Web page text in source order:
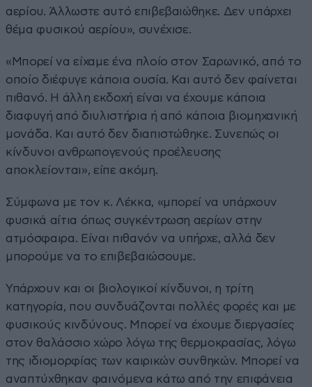
αερίου. Άλλωστε αυτό επιβεβαιώθηκε. Δεν υπάρχει
θέμα φυσικού αερίου», συνέχισε.
«Μπορεί να είχαμε ένα πλοίο στον Σαρωνικό, από το
οποίο διέφυγε κάποια ουσία. Και αυτό δεν φαίνεται
πιθανό. Η άλλη εκδοχή είναι να έχουμε κάποια
διαφυγή από διυλιστήρια ή από κάποια βιομηχανική
μονάδα. Και αυτό δεν διαπιστώθηκε. Συνεπώς οι
κίνδυνοι ανθρωπογενούς προέλευσης
αποκλείονται», είπε ακόμη.
Σύμφωνα με τον κ. Λέκκα, «μπορεί να υπάρχουν
φυσικά αίτια όπως συγκέντρωση αερίων στην
ατμόσφαιρα. Είναι πιθανόν να υπήρχε, αλλά δεν
μπορούμε να το επιβεβαιώσουμε.
Υπάρχουν και οι βιολογικοί κίνδυνοι, η τρίτη
κατηγορία, που συνδυάζονται πολλές φορές και με
φυσικούς κινδύνους. Μπορεί να έχουμε διεργασίες
στον θαλάσσιο χώρο λόγω της θερμοκρασίας, λόγω
της ιδιομορφίας των καιρικών συνθηκών. Μπορεί να
αναπτύχθηκαν φαινόμενα κάτω από την επιφάνεια